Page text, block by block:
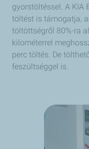
gyorstöltéssel. A KIA
töltést is támogatja,
töltöttségről 80%-ra
kilométerrel
perc töltés. De
feszültséggel is.